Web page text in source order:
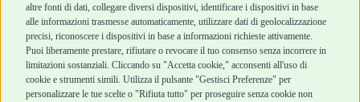
altre fonti di dati, collegare diversi dispositivi, identificare i dispositivi in base
alle informazioni trasmesse automaticamente, utilizzare dati di geolocalizzazione
precisi, riconoscere i dispositivi in base a informazioni richieste attivamente.
Puoi liberamente prestare, rifiutare o revocare il tuo consenso senza incorrere in
limitazioni sostanziali. Cliccando su "Accetta cookie," acconsenti all'uso di
cookie e strumenti simili. Utilizza il pulsante "Gestisci Preferenze" per
personalizzare le tue scelte o "Rifiuta tutto" per proseguire senza cookie non
Offerte
Promozioni
Recensioni Feedaty
Spedizioni